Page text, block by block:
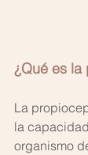
¿Qué es
La
la
organismo